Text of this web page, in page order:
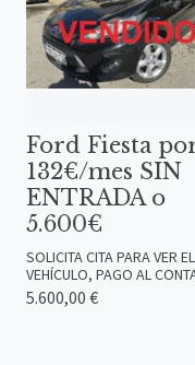
Ford Fiesta
132€/mes SIN
ENTRADA o
5.600€
SOLICITA CITA PARA VER EL
VEHÍCULO, PAGO AL
5.600,00 €